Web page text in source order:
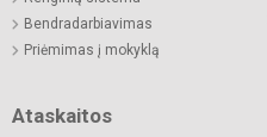
Bendradarbiavimas
Priėmimas į mokyklą
Ataskaitos